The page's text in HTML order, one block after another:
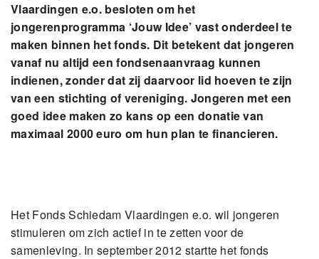
Vlaardingen e.o. besloten om het
jongerenprogramma ‘Jouw Idee’ vast onderdeel te
maken binnen het fonds. Dit betekent dat jongeren
vanaf nu altijd een fondsenaanvraag kunnen
indienen, zonder dat zij daarvoor lid hoeven te zijn
van een stichting of vereniging. Jongeren met een
goed idee maken zo kans op een donatie van
maximaal 2000 euro om hun plan te financieren.
Het Fonds Schiedam Vlaardingen e.o. wil jongeren
stimuleren om zich actief in te zetten voor de
samenleving. In september 2012 startte het fonds